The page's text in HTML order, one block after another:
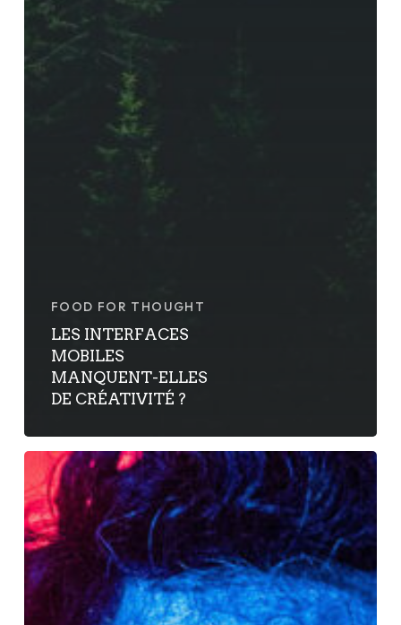
FOOD FOR THOUGHT
LES INTERFACES
MOBILES
MANQUENT-ELLES
DE CRÉATIVITÉ ?
Field